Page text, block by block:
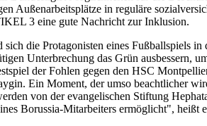
Außenarbeitsplätze in reguläre
3 eine gute Nachricht zur Inklusion.
die Protagonisten eines Fußballspiels
Unterbrechung das Grün
der Fohlen gegen den HSC
Ein Moment, der umso beachtlicher
von der evangelischen Stiftung
Borussia-Mitarbeiters ermöglicht", heißt